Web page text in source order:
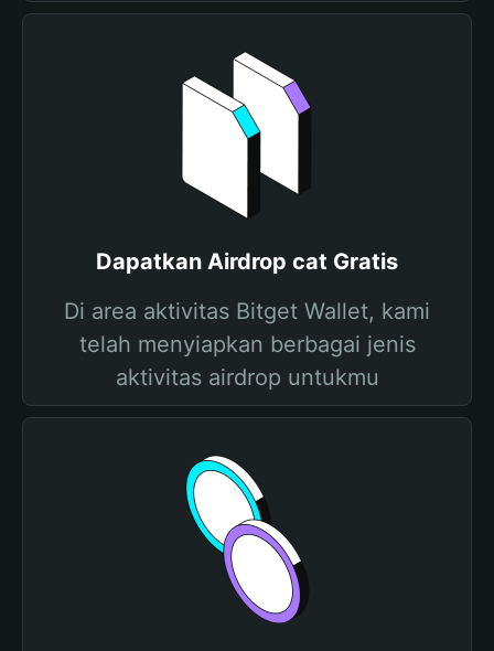
Dapatkan Airdrop cat Gratis
Di area aktivitas Bitget Wallet, kami
telah menyiapkan berbagai jenis
aktivitas airdrop untukmu